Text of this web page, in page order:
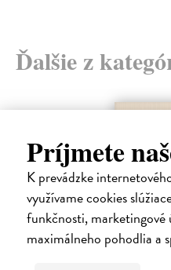
Príjmete
K prevádzke
využívame cookies
funkčnosti, marketingové
maximálneho pohodlia a
Ďalšie z